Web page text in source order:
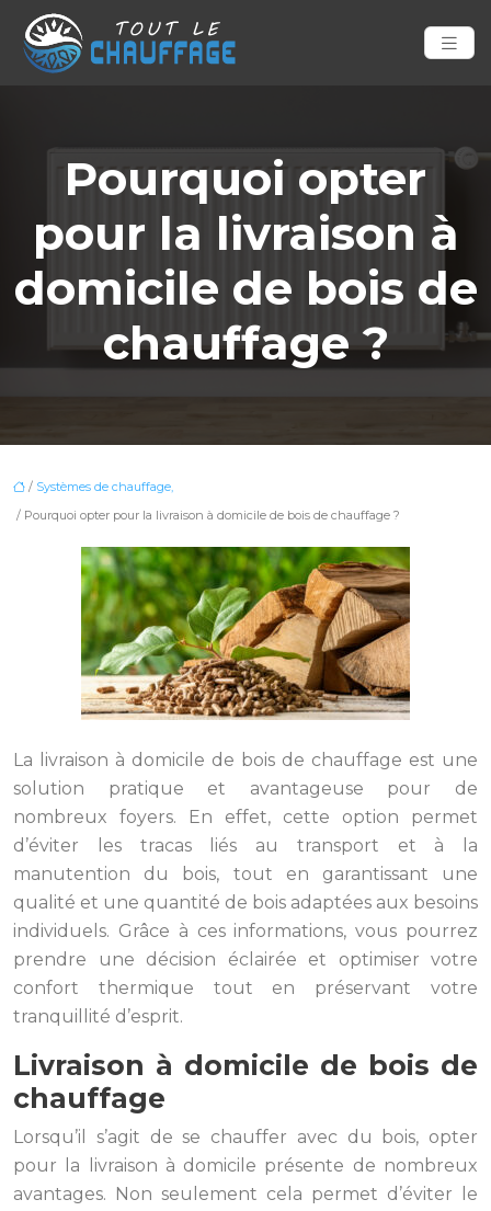
Pourquoi opter
pour la livraison à
domicile de bois de
chauffage ?
/ Systèmes de chauffage,
/ Pourquoi opter pour la livraison à domicile de bois de chauffage ?
La livraison à domicile de bois de chauffage est une
solution pratique et avantageuse pour de
nombreux foyers. En effet, cette option permet
d’éviter les tracas liés au transport et à la
manutention du bois, tout en garantissant une
qualité et une quantité de bois adaptées aux besoins
individuels. Grâce à ces informations, vous pourrez
prendre une décision éclairée et optimiser votre
confort thermique tout en préservant votre
tranquillité d’esprit.
Livraison à domicile de bois de
chauffage
Lorsqu’il s’agit de se chauffer avec du bois, opter
pour la livraison à domicile présente de nombreux
avantages. Non seulement cela permet d’éviter le